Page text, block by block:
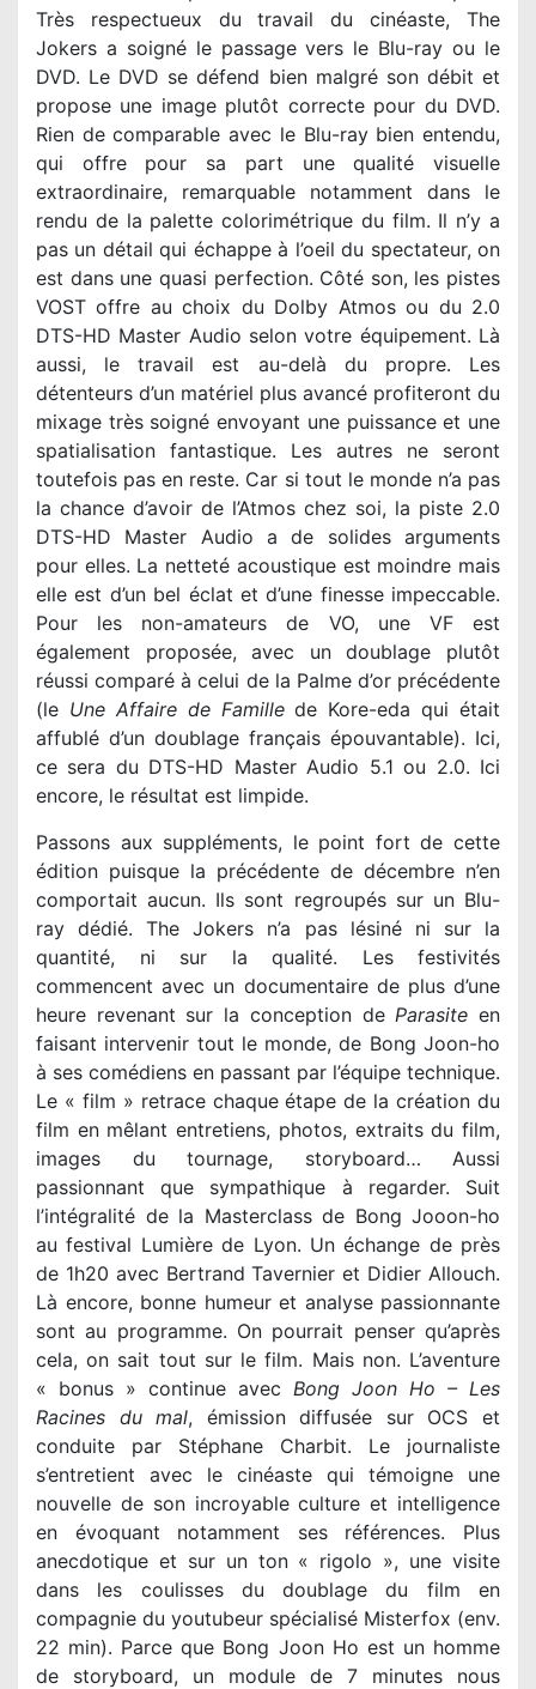
Très respectueux du travail du cinéaste, The
Jokers a soigné le passage vers le Blu-ray ou le
DVD. Le DVD se défend bien malgré son débit et
propose une image plutôt correcte pour du DVD.
Rien de comparable avec le Blu-ray bien entendu,
qui offre pour sa part une qualité visuelle
extraordinaire, remarquable notamment dans le
rendu de la palette colorimétrique du film. Il n’y a
pas un détail qui échappe à l’oeil du spectateur, on
est dans une quasi perfection. Côté son, les pistes
VOST offre au choix du Dolby Atmos ou du 2.0
DTS-HD Master Audio selon votre équipement. Là
aussi, le travail est au-delà du propre. Les
détenteurs d’un matériel plus avancé profiteront du
mixage très soigné envoyant une puissance et une
spatialisation fantastique. Les autres ne seront
toutefois pas en reste. Car si tout le monde n’a pas
la chance d’avoir de l’Atmos chez soi, la piste 2.0
DTS-HD Master Audio a de solides arguments
pour elles. La netteté acoustique est moindre mais
elle est d’un bel éclat et d’une finesse impeccable.
Pour les non-amateurs de VO, une VF est
également proposée, avec un doublage plutôt
réussi comparé à celui de la Palme d’or précédente
(le Une Affaire de Famillede Kore-eda qui était
affublé d’un doublage français épouvantable). Ici,
ce sera du DTS-HD Master Audio 5.1 ou 2.0. Ici
encore, le résultat est limpide.
Passons aux suppléments, le point fort de cette
édition puisque la précédente de décembre n’en
comportait aucun. Ils sont regroupés sur un Blu-
ray dédié. The Jokers n’a pas lésiné ni sur la
quantité, ni sur la qualité. Les festivités
commencent avec un documentaire de plus d’une
heure revenant sur la conception deParasite en
faisant intervenir tout le monde, de Bong Joon-ho
à ses comédiens en passant par l’équipe technique.
Le « film » retrace chaque étape de la création du
film en mêlant entretiens, photos, extraits du film,
images du tournage, storyboard… Aussi
passionnant que sympathique à regarder. Suit
l’intégralité de la Masterclass de Bong Jooon-ho
au festival Lumière de Lyon. Un échange de près
de 1h20 avec Bertrand Tavernier et Didier Allouch.
Là encore, bonne humeur et analyse passionnante
sont au programme. On pourrait penser qu’après
cela, on sait tout sur le film. Mais non. L’aventure
« bonus » continue avec Bong Joon Ho – Les
Racines du mal, émission diffusée sur OCS et
conduite par Stéphane Charbit. Le journaliste
s’entretient avec le cinéaste qui témoigne une
nouvelle de son incroyable culture et intelligence
en évoquant notamment ses références. Plus
anecdotique et sur un ton « rigolo », une visite
dans les coulisses du doublage du film en
compagnie du youtubeur spécialisé Misterfox (env.
22 min). Parce que Bong Joon Ho est un homme
de storyboard, un module de 7 minutes nous